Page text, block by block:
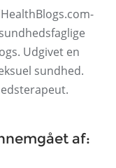
Udgivet en
sundhed.
af: